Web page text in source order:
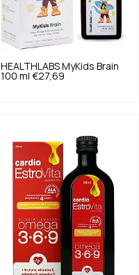
HEALTHLABS MyKids Brain
100 ml €27,69